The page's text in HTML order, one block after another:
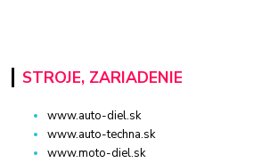
STROJE, ZARIADENIE
www.auto-diel.sk
www.auto-techna.sk
www.moto-diel.sk